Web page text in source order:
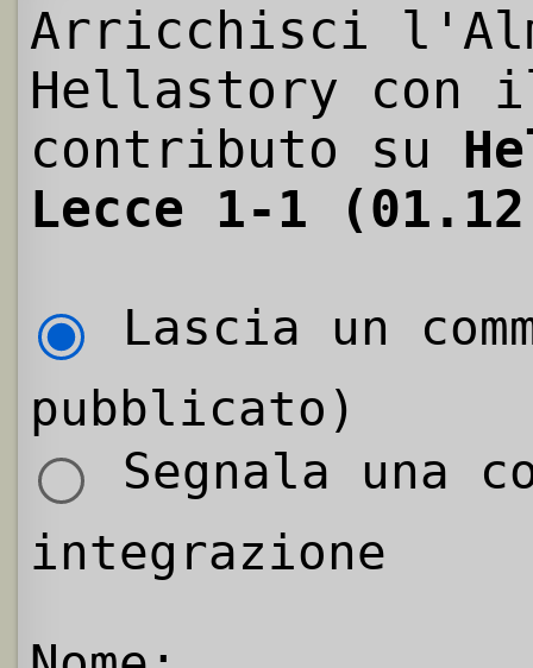
Arricchisci
Hellastory con
contributo su
Lecce 1-1
Lascia un
pubblicato)
Segnala una
integrazione